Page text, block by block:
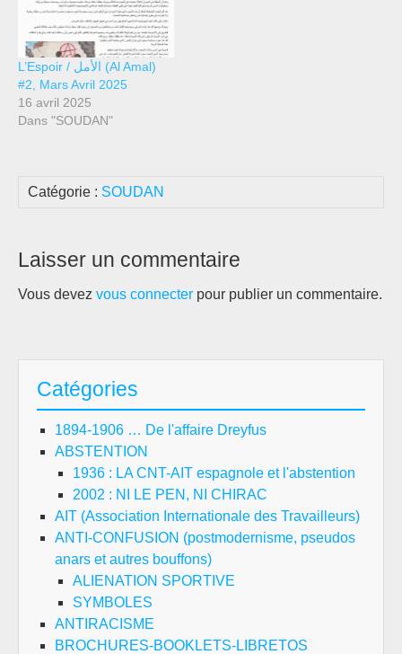
L’Espoir / الأمل (Al Amal)
#2, Mars Avril 2025
16 avril 2025
Dans "SOUDAN"
Catégorie : SOUDAN
Laisser un commentaire
Vous devez vous connecter pour publier un commentaire.
Catégories
1894-1906 … De l'affaire Dreyfus
ABSTENTION
1936 : LA CNT-AIT espagnole et l'abstention
2002 : NI LE PEN, NI CHIRAC
AIT (Association Internationale des Travailleurs)
ANTI-CONFUSION (postmodernisme, pseudos
anars et autres bouffons)
ALIENATION SPORTIVE
SYMBOLES
ANTIRACISME
BROCHURES-BOOKLETS-LIBRETOS